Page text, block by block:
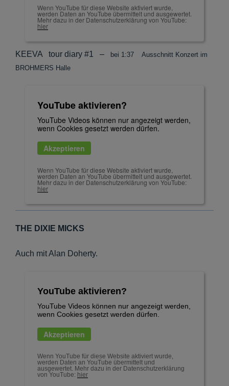
Wenn YouTube für diese Website aktiviert wurde,
werden Daten an YouTube übermittelt und ausgewertet.
Mehr dazu in der Datenschutzerklärung von YouTube:
hier
KEEVA tour diary #1 –
bei 1:37 Ausschnitt Konzert im
BROHMERS Halle
YouTube aktivieren?
YouTube Videos können nur angezeigt werden,
wenn Cookies gesetzt werden dürfen.
Akzeptieren
Wenn YouTube für diese Website aktiviert wurde,
werden Daten an YouTube übermittelt und ausgewertet.
Mehr dazu in der Datenschutzerklärung von YouTube:
hier
THE DIXIE MICKS
Auch mit Alan Doherty.
YouTube aktivieren?
YouTube Videos können nur angezeigt werden,
wenn Cookies gesetzt werden dürfen.
Akzeptieren
Wenn YouTube für diese Website aktiviert wurde,
werden Daten an YouTube übermittelt und
ausgewertet. Mehr dazu in der Datenschutzerklärung
von YouTube: hier